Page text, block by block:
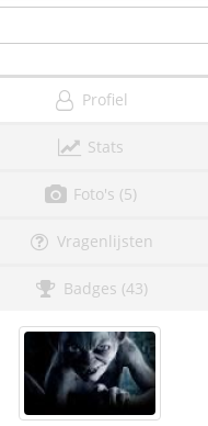
Profiel
Stats
Foto's (5)
Vragenlijsten
Badges (43)